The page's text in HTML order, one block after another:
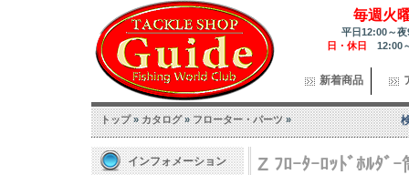
毎週火
平日12:00～
日・休日 12:00
新着商品
トップ»カタログ»フローター・パーツ»
インフォメーション Z ﾌﾛｰﾀｰﾛｯﾄﾞﾎﾙﾀﾞ